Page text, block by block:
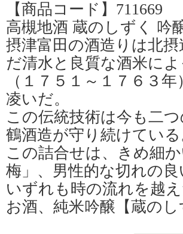
【商品コード】711669
高槻地酒 蔵のしずく 吟
摂津富田の酒造りは北
だ清水と良質な酒米に
（１７５１～１７６３
凌いだ。
この伝統技術は今も二
鶴酒造が守り続けている
この詰合せは、きめ細
梅」、男性的な切れの
いずれも時の流れを越
お酒、純米吟醸【蔵の